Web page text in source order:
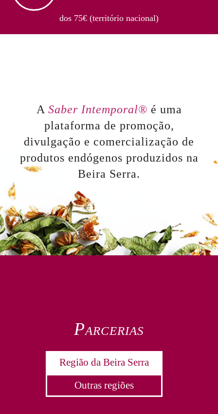
dos 75€ (território nacional)
A Saber Intemporal® é uma
plataforma de promoção,
divulgação e comercialização de
produtos endógenos produzidos na
Beira Serra.
Parcerias
Região da Beira Serra
Outras regiões